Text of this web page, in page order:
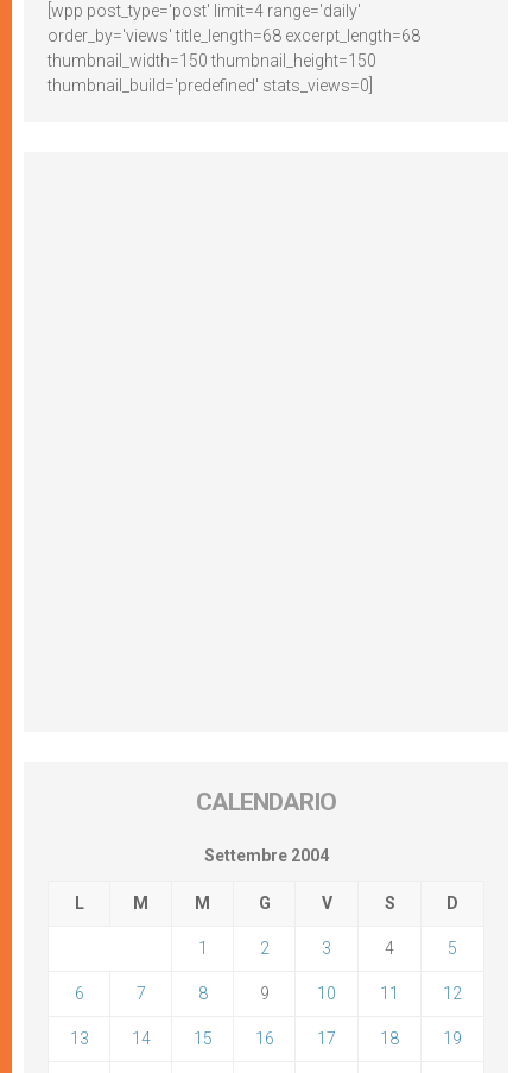
[wpp post_type='post' limit=4 range='daily'
order_by='views' title_length=68 excerpt_length=68
thumbnail_width=150 thumbnail_height=150
thumbnail_build='predefined' stats_views=0]
CALENDARIO
Settembre 2004
L M M G V S D
1 2 3 4 5
6 7 8 9 10 11 12
13 14 15 16 17 18 19